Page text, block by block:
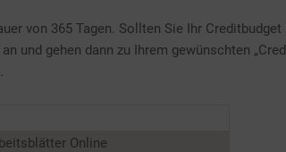
von 365 Tagen. Sollten Sie Ihr
und gehen dann zu Ihrem gewünschten
Online